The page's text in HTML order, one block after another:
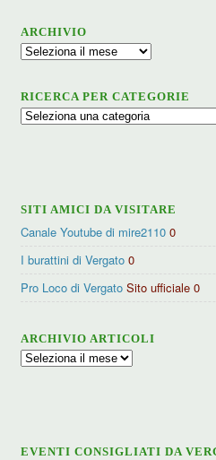
ARCHIVIO
Archivio
RICERCA PER CATEGORIE
Ricerca
SITI AMICI DA VISITARE
Canale Youtube di mire2110 0
I burattini di Vergato 0
Pro Loco di Vergato Sito ufficiale 0
ARCHIVIO ARTICOLI
Archivio
EVENTI CONSIGLIATI DA